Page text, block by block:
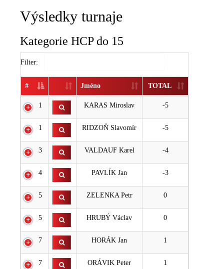
Výsledky turnaje
Kategorie HCP do 15
Filter:
# Jméno TOTAL
1 KARAS Miroslav -5
1 RIDZOŇ Slavomír -5
3 VALDAUF Karel -4
4 PAVLÍK Jan -3
5 ZELENKA Petr 0
5 HRUBÝ Václav 0
7 HORÁK Jan 1
7 ORÁVIK Peter 1